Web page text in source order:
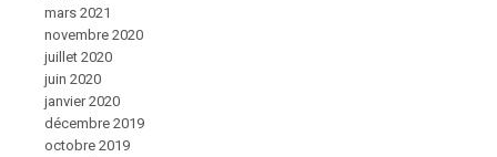
mars 2021
novembre 2020
juillet 2020
juin 2020
janvier 2020
décembre 2019
octobre 2019